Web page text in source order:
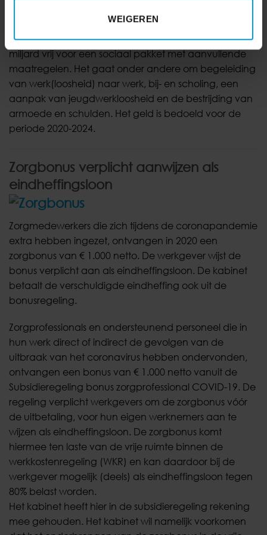
WEIGEREN
€ 1,4 miljard naar sociaal pakket
In het kader van de ontwikkelingen en veranderingen
maakt het kabinet bij de derde steunronde ook € 1,4
miljard vrij voor een sociaal pakket met aanvullende
maatregelen. Het gaat onder andere om begeleiding
van werk(loosheid) naar werk, bij- en scholing, een
aanpak van jeugdwerkloosheid en de bestrijding van
armoede en schulden. Het geld is bedoeld voor de
periode 2020-2024.
Zorgbonus verplicht aanwijzen als
eindheffingsloon
Zorgmedewerkers die zich tijdens de coronapandemie
extra hebben ingezet, ontvangen in 2020 een
zorgbonus van € 1.000 netto. De werkgever wijst de
bonus verplicht aan als eindheffingsloon. De kabinet
betaalt de verschuldigde eindheffing ook uit de
bonusregeling.
Zorgprofessionals en ondersteunend personeel die in
hun werk direct of indirect de gevolgen van de
uitbraak van het coronavirus hebben ondervonden,
ontvangen een bonus van € 1.000 netto vanuit de
Subsidieregeling bonus zorgprofessional COVID-19. De
regeling verplicht werkgevers om de zorgbonus vóór
de uitbetaling, voor hun eigen werknemers aan te
wijzen als eindheffingsloon. De zorgbonus komt
hiermee ten laste van de vrije ruimte binnen de
werkkostenregeling (WKR) en kan daardoor bij de
werkgever mogelijk (deels) als eindheffingsloon tegen
80% belast worden.
Het kabinet heeft hier in de subsidieregeling rekening
mee gehouden. Het kabinet wil namelijk voorkomen